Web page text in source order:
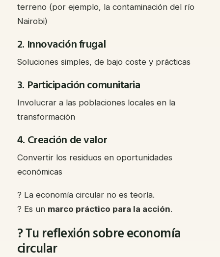
terreno (por ejemplo, la contaminación del río
Nairobi)
2. Innovación frugal
Soluciones simples, de bajo coste y prácticas
3. Participación comunitaria
Involucrar a las poblaciones locales en la
transformación
4. Creación de valor
Convertir los residuos en oportunidades
económicas
? La economía circular no es teoría.
? Es un marco práctico para la acción.
? Tu reflexión sobre economía
circular